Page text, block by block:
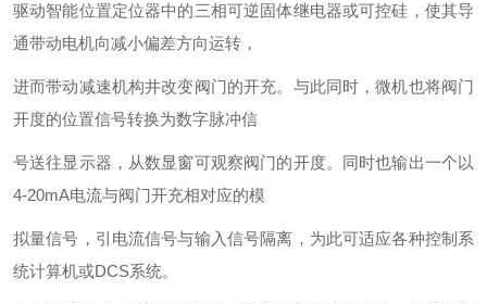
驱动智能位置定位器中的三相可逆固体继电器或可控硅，使其导
通带动电机向减小偏差方向运转，
进而带动减速机构井改变阀门的开充。与此同时，微机也将阀门
开度的位置信号转换为数字脉冲信
号送往显示器，从数显窗可观察阀门的开度。同时也输出一个以
4-20mA电流与阀门开充相对应的模
拟量信号，引电流信号与输入信号隔离，为此可适应各种控制系
统计算机或DCS系统。